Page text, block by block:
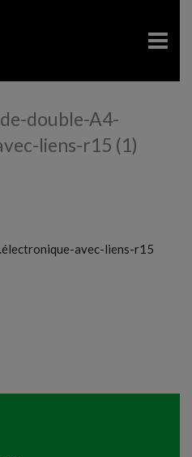
double-A4-
liens-r15 (1)
avec-liens-r15